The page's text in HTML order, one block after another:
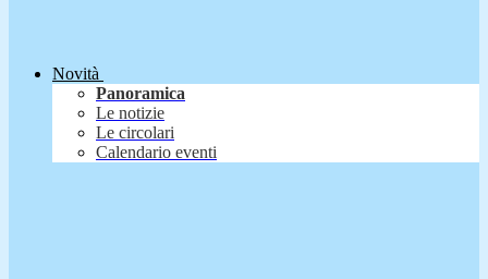
Novità
Panoramica
Le notizie
Le circolari
Calendario eventi